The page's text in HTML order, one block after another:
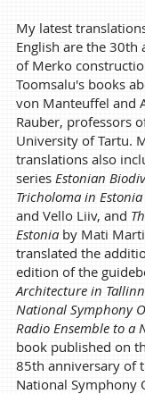
My latest
English are the 30th
of Merko
Toomsalu's books
von Manteuffel and
Rauber, professors
University of Tartu.
translations also
series Estonian
Tricholoma in Estonia
and Vello Liiv, and
Estonia by Mati
translated the
edition of the
Architecture in Tallinn
National Symphony
Radio Ensemble to a
book published on
85th anniversary of
National Symphony